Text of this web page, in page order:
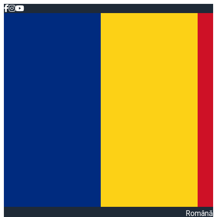
Română